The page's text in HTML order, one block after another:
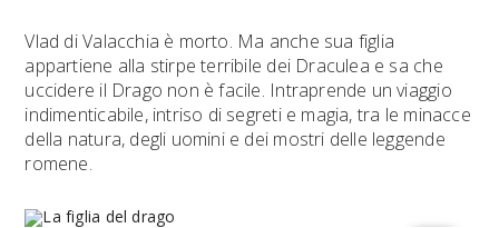
DESTIN DANIEL CRETTON ERIK SOMMERS
Vlad di Valacchia è morto. Ma anche sua figlia
appartiene alla stirpe terribile dei Draculea e sa che
uccidere il Drago non è facile. Intraprende un viaggio
indimenticabile, intriso di segreti e magia, tra le minacce
della natura, degli uomini e dei mostri delle leggende
romene.